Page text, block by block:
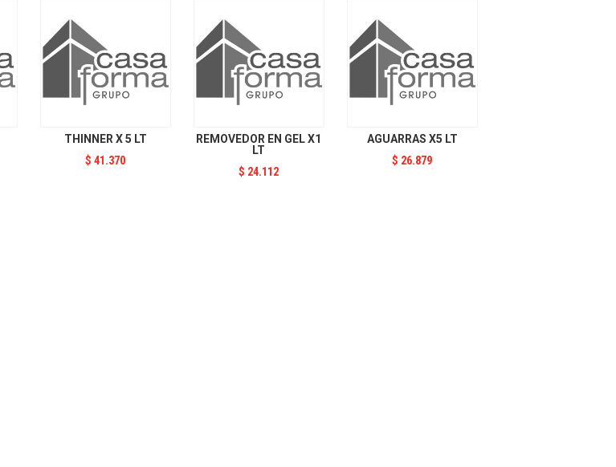
THINNER X 5 LT
$ 41.370
REMOVEDOR EN GEL X1
LT
$ 24.112
AGUARRAS X5 LT
$ 26.879